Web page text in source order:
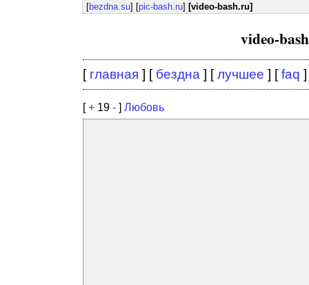
[bezdna.su] [pic-bash.ru] [video-bash.ru]
video-
[ главная ] [ бездна ] [лучшее ] [faq ]
[+ 19 - ] Любовь